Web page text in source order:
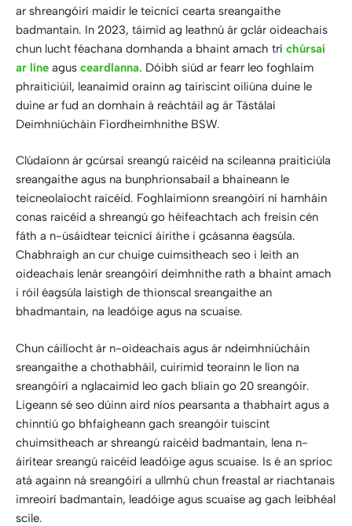
ar shreangóirí maidir le teicnící cearta sreangaithe
badmantain. In 2023, táimid ag leathnú ár gclár oideachais
chun lucht féachana domhanda a bhaint amach trí chúrsaí
ar líne agus ceardlanna. Dóibh siúd ar fearr leo foghlaim
phraiticiúil, leanaimid orainn ag tairiscint oiliúna duine le
duine ar fud an domhain á reáchtáil ag ár Tástálaí
Deimhniúcháin Fíordheimhnithe BSW.
Clúdaíonn ár gcúrsaí sreangú raicéid na scileanna praiticiúla
sreangaithe agus na bunphrionsabail a bhaineann le
teicneolaíocht raicéid. Foghlaimíonn sreangóirí ní hamháin
conas raicéid a shreangú go héifeachtach ach freisin cén
fáth a n-úsáidtear teicnící áirithe i gcásanna éagsúla.
Chabhraigh an cur chuige cuimsitheach seo i leith an
oideachais lenár sreangóirí deimhnithe rath a bhaint amach
i róil éagsúla laistigh de thionscal sreangaithe an
bhadmantain, na leadóige agus na scuaise.
Chun cáilíocht ár n-oideachais agus ár ndeimhniúcháin
sreangaithe a chothabháil, cuirimid teorainn le líon na
sreangóirí a nglacaimid leo gach bliain go 20 sreangóir.
Ligeann sé seo dúinn aird níos pearsanta a thabhairt agus a
chinntiú go bhfaigheann gach sreangóir tuiscint
chuimsitheach ar shreangú raicéid badmantain, lena n-
áirítear sreangú raicéid leadóige agus scuaise. Is é an sprioc
atá againn ná sreangóirí a ullmhú chun freastal ar riachtanais
imreoirí badmantain, leadóige agus scuaise ag gach leibhéal
scile.